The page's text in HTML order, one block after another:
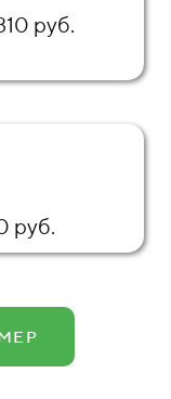
руб.
руб.